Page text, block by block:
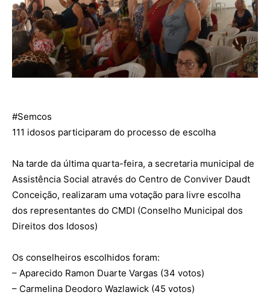
#Semcos
111 idosos participaram do processo de escolha
Na tarde da última quarta-feira, a secretaria municipal de
Assistência Social através do Centro de Conviver Daudt
Conceição, realizaram uma votação para livre escolha
dos representantes do CMDI (Conselho Municipal dos
Direitos dos Idosos)
Os conselheiros escolhidos foram:
– Aparecido Ramon Duarte Vargas (34 votos)
– Carmelina Deodoro Wazlawick (45 votos)